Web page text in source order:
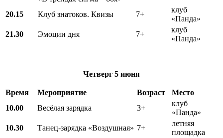
20.15 Клуб знатоков. Квизы 7+
клуб
«Панда»
21.30
Эмоции дня 7+
клуб
«Панда»
Четверг 5 июня
Время Мероприятие Возраст
Место
10.00
Весёлая зарядка 3+
клуб
«Панда»
10.30
Танец-зарядка «Воздушная» 7+
летняя
площадка